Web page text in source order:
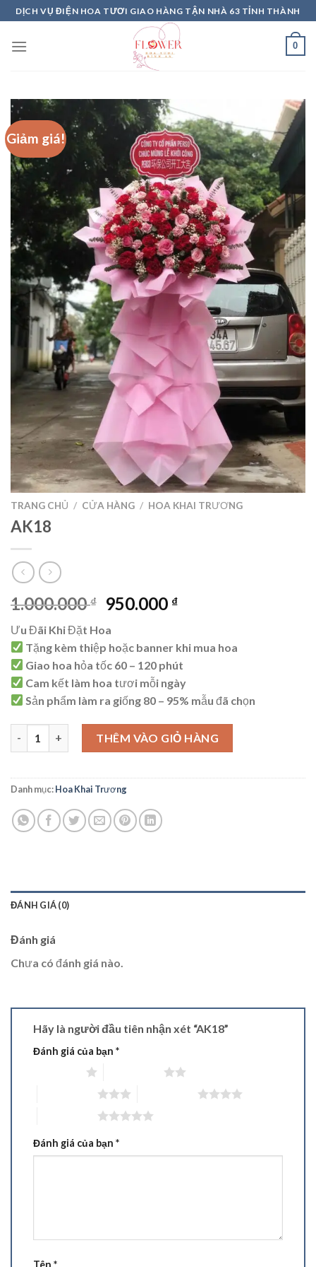
Skip
to
content
DỊCH VỤ ĐIỆN HOA TƯƠI GIAO HÀNG TẬN NHÀ 63 TỈNH THÀNH
0
Giảm giá!
TRANG CHỦ / CỬA HÀNG / HOA KHAI TRƯƠNG
AK18
1.000.000₫
Giá
là:
1.000.000 ₫.
950.000 ₫Giá
là:
950.000 ₫.
Ưu Đãi Khi Đặt Hoa
Tặng kèm thiệp hoặc banner khi mua hoa
Giao hoa hỏa tốc 60 – 120 phút
Cam kết làm hoa tươi mỗi ngày
Sản phẩm làm ra giống 80 – 95% mẫu đã chọn
THÊM VÀO GIỎ HÀNG
Danh mục:Hoa Khai Trương
ĐÁNH GIÁ (0)
Đánh giá
Chưa có đánh giá nào.
Hãy là người đầu tiên nhận xét “AK18”
Đánh giá của bạn *
Đánh giá của bạn *